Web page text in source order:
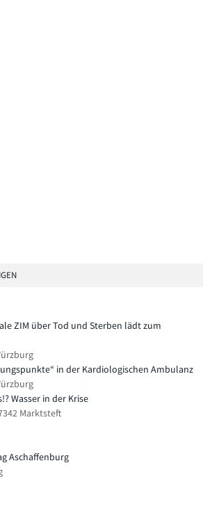
ZIM über Tod und Sterben lädt zum
in der Kardiologischen Ambulanz
Wasser in der Krise
Marktsteft
Aschaffenburg